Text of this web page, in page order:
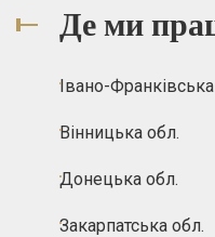
Де ми
Івано-
Вінницька обл.
Донецька обл.
Закарпатська обл.